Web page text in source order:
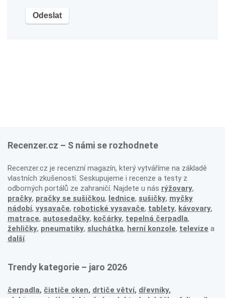
Recenzer.cz – S námi se rozhodnete
Recenzer.cz je recenzní magazín, který vytváříme na základě
vlastních zkušeností. Seskupujeme i recenze a testy z
odborných portálů ze zahraničí. Najdete u nás rýžovary,
pračky, pračky se sušičkou, lednice, sušičky, myčky
nádobí, vysavače, robotické vysavače, tablety, kávovary,
matrace, autosedačky, kočárky, tepelná čerpadla,
žehličky, pneumatiky, sluchátka, herní konzole, televize a
další.
Trendy kategorie – jaro 2026
čerpadla, čističe oken, drtiče větví, dřevníky,